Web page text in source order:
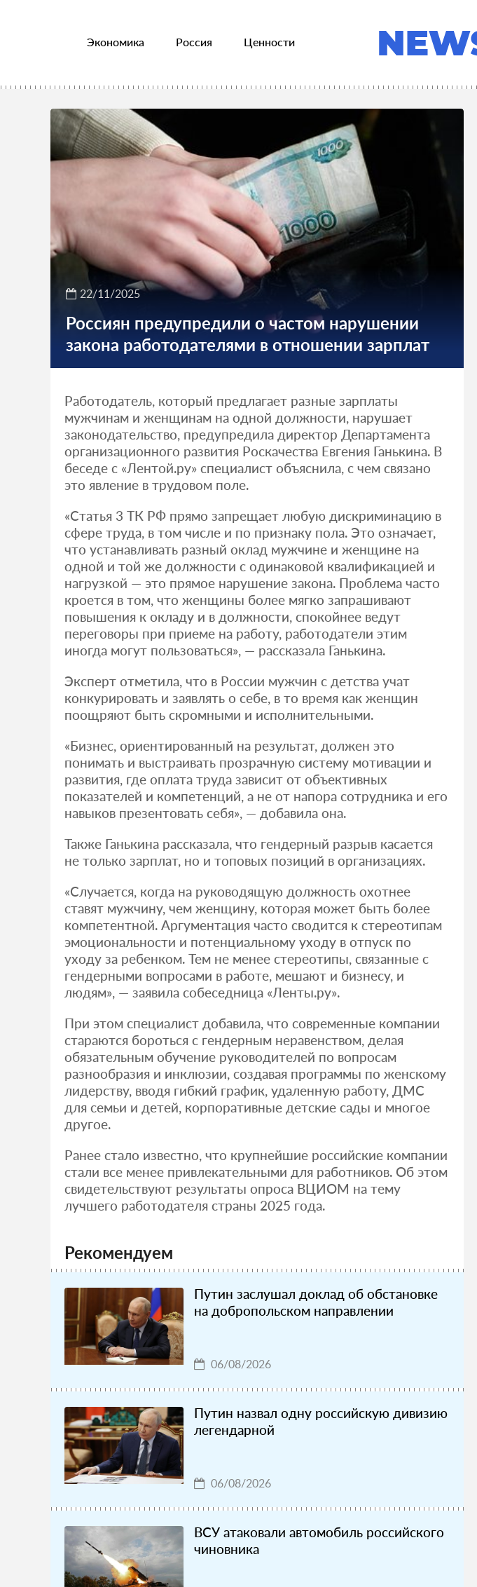
Экономика Россия Ценности
22/11/2025
Россиян предупредили о частом нарушении
закона работодателями в отношении зарплат
Работодатель, который предлагает разные зарплаты
мужчинам и женщинам на одной должности, нарушает
законодательство, предупредила директор Департамента
организационного развития Роскачества Евгения Ганькина. В
беседе с «Лентой.ру» специалист объяснила, с чем связано
это явление в трудовом поле.
«Статья 3 ТК РФ прямо запрещает любую дискриминацию в
сфере труда, в том числе и по признаку пола. Это означает,
что устанавливать разный оклад мужчине и женщине на
одной и той же должности с одинаковой квалификацией и
нагрузкой — это прямое нарушение закона. Проблема часто
кроется в том, что женщины более мягко запрашивают
повышения к окладу и в должности, спокойнее ведут
переговоры при приеме на работу, работодатели этим
иногда могут пользоваться», — рассказала Ганькина.
Эксперт отметила, что в России мужчин с детства учат
конкурировать и заявлять о себе, в то время как женщин
поощряют быть скромными и исполнительными.
«Бизнес, ориентированный на результат, должен это
понимать и выстраивать прозрачную систему мотивации и
развития, где оплата труда зависит от объективных
показателей и компетенций, а не от напора сотрудника и его
навыков презентовать себя», — добавила она.
Также Ганькина рассказала, что гендерный разрыв касается
не только зарплат, но и топовых позиций в организациях.
«Случается, когда на руководящую должность охотнее
ставят мужчину, чем женщину, которая может быть более
компетентной. Аргументация часто сводится к стереотипам
эмоциональности и потенциальному уходу в отпуск по
уходу за ребенком. Тем не менее стереотипы, связанные с
гендерными вопросами в работе, мешают и бизнесу, и
людям», — заявила собеседница «Ленты.ру».
При этом специалист добавила, что современные компании
стараются бороться с гендерным неравенством, делая
обязательным обучение руководителей по вопросам
разнообразия и инклюзии, создавая программы по женскому
лидерству, вводя гибкий график, удаленную работу, ДМС
для семьи и детей, корпоративные детские сады и многое
другое.
Ранее стало известно, что крупнейшие российские компании
стали все менее привлекательными для работников. Об этом
свидетельствуют результаты опроса ВЦИОМ на тему
лучшего работодателя страны 2025 года.
Рекомендуем
Путин заслушал доклад об обстановке
на добропольском направлении
06/08/2026
Путин назвал одну российскую дивизию
легендарной
06/08/2026
ВСУ атаковали автомобиль российского
чиновника